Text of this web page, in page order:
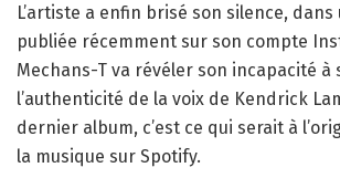
L’artiste a enfin brisé son silence, dans
publiée récemment sur son compte
Mechans-T va révéler son incapacité
l’authenticité de la voix de Kendrick
dernier album, c’est ce qui serait à
la musique sur Spotify.